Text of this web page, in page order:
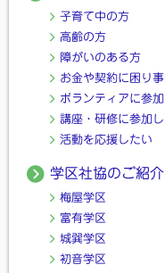
子育て中の方
高齢の方
障がいのある方
お金や契約に困り
ボランティアに参
講座・研修に参加
活動を応援したい
学区社協のご紹介
梅屋学区
富有学区
城巽学区
初音学区